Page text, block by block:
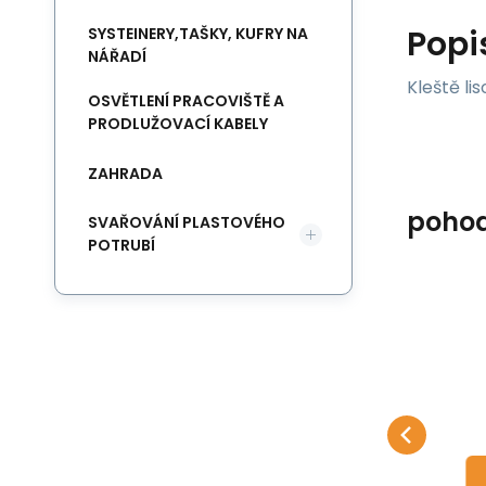
Kleště
SYSTEINERY,TAŠKY, KUFRY NA
NÁŘADÍ
OSVĚTLENÍ PRACOVIŠTĚ A
PRODLUŽOVACÍ KABELY
ZAHRADA
SVAŘOVÁNÍ PLASTOVÉHO
POTRUBÍ